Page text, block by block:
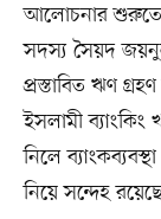
আলোচনার শুরুতে
সদস্য সৈয়দ
প্রস্তাবিত ঋণ
ইসলামী ব্যাংকিং
নিলে
নিয়ে সন্দেহ